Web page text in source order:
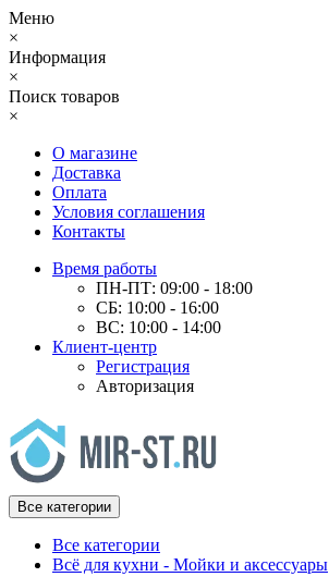
Меню
×
Информация
×
Поиск товаров
×
О магазине
Доставка
Оплата
Условия соглашения
Контакты
Время работы
ПН-ПТ: 09:00 - 18:00
СБ: 10:00 - 16:00
ВС: 10:00 - 14:00
Клиент-центр
Регистрация
Авторизация
Все категории
Все категории
Всё для кухни - Мойки и аксессуары